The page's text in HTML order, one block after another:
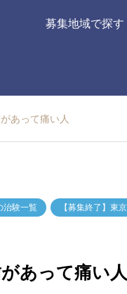
募集地域で探す
あって痛い人
治験一覧 【募集終了】東
あって痛い人